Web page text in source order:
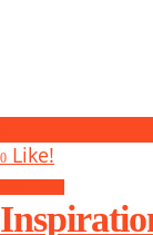
0 Like!